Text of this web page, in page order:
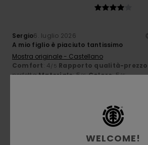
Sergio6. luglio 2026
A mio figlio è piaciuto tantissimo
Mostra originale - Castellano
Comfort: 4 /5 Rapporto qualità-prezzo
perfettaMateriale: 5/5 Colore: 5/5
5/5
WELCOME!